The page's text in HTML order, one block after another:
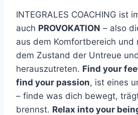
INTEGRALES COACHING ist
auch PROVOKATION – also
aus dem Komfortbereich und
dem Zustand der Untreue
herauszutreten. Find your
find your passion, ist eines
– finde was dich bewegt,
brennst. Relax into your